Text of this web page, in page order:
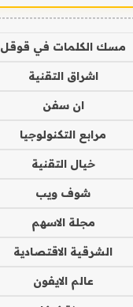
مسك الكلمات في قوقل
اشراق التقنية
ان سفن
مرابع التكنولوجيا
خيال التقنية
شوف ويب
مجلة الاسهم
الشرقية الاقتصادية
عالم الايفون